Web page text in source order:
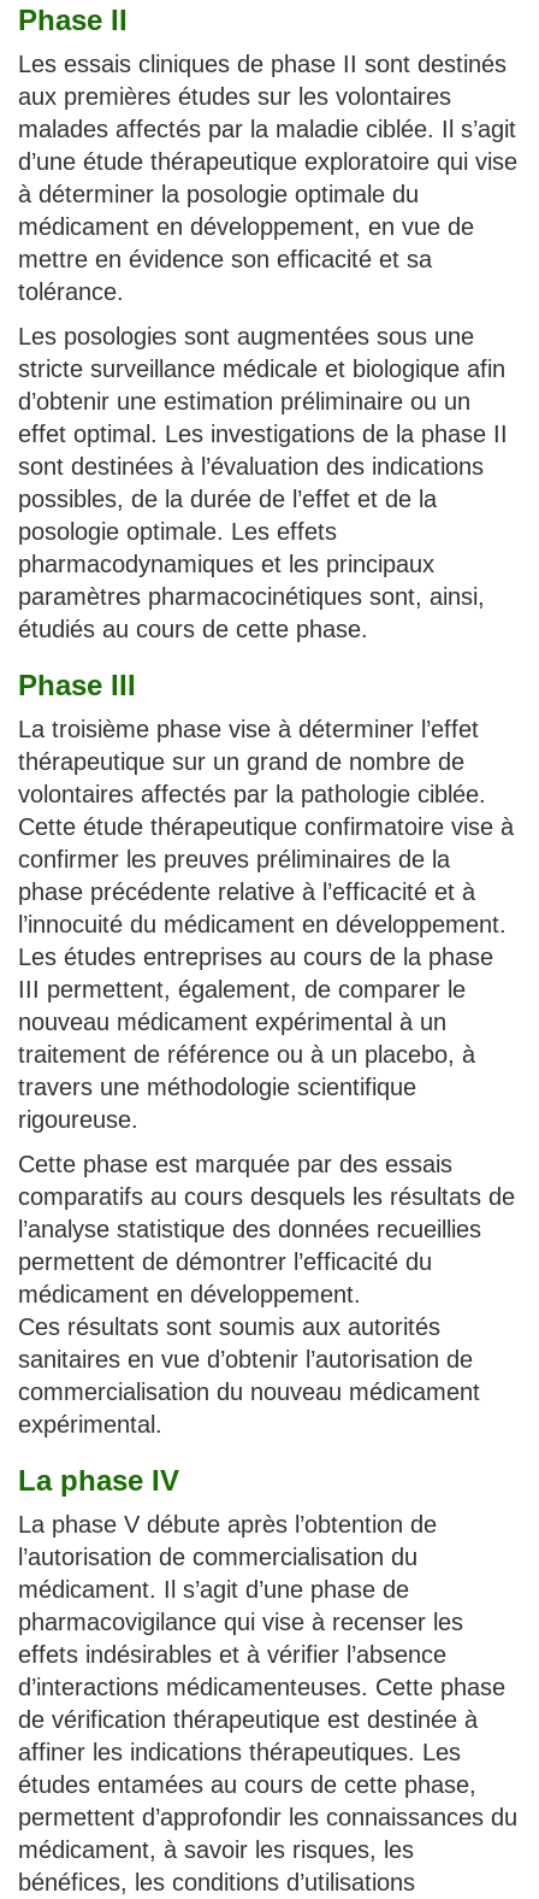
Phase II
Les essais cliniques de phase II sont destinés
aux premières études sur les volontaires
malades affectés par la maladie ciblée. Il s’agit
d’une étude thérapeutique exploratoire qui vise
à déterminer la posologie optimale du
médicament en développement, en vue de
mettre en évidence son efficacité et sa
tolérance.
Les posologies sont augmentées sous une
stricte surveillance médicale et biologique afin
d’obtenir une estimation préliminaire ou un
effet optimal. Les investigations de la phase II
sont destinées à l’évaluation des indications
possibles, de la durée de l’effet et de la
posologie optimale. Les effets
pharmacodynamiques et les principaux
paramètres pharmacocinétiques sont, ainsi,
étudiés au cours de cette phase.
Phase III
La troisième phase vise à déterminer l’effet
thérapeutique sur un grand de nombre de
volontaires affectés par la pathologie ciblée.
Cette étude thérapeutique confirmatoire vise à
confirmer les preuves préliminaires de la
phase précédente relative à l’efficacité et à
l’innocuité du médicament en développement.
Les études entreprises au cours de la phase
III permettent, également, de comparer le
nouveau médicament expérimental à un
traitement de référence ou à un placebo, à
travers une méthodologie scientifique
rigoureuse.
Cette phase est marquée par des essais
comparatifs au cours desquels les résultats de
l’analyse statistique des données recueillies
permettent de démontrer l’efficacité du
médicament en développement.
Ces résultats sont soumis aux autorités
sanitaires en vue d’obtenir l’autorisation de
commercialisation du nouveau médicament
expérimental.
La phase IV
La phase V débute après l’obtention de
l’autorisation de commercialisation du
médicament. Il s’agit d’une phase de
pharmacovigilance qui vise à recenser les
effets indésirables et à vérifier l’absence
d’interactions médicamenteuses. Cette phase
de vérification thérapeutique est destinée à
affiner les indications thérapeutiques. Les
études entamées au cours de cette phase,
permettent d’approfondir les connaissances du
médicament, à savoir les risques, les
bénéfices, les conditions d’utilisations